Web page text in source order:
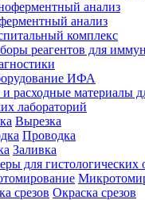
анализ
комплекс
реагентов для
ИФА
расходные материалы
лабораторий
Вырезка
Проводка
Заливка
для гистологических
Окраска срезов